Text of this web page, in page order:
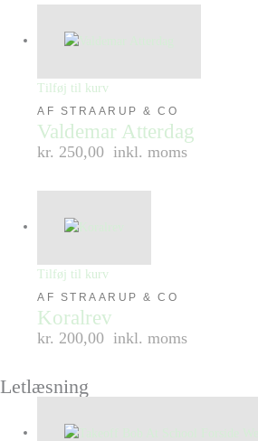
Tilføj til kurv
AF STRAARUP & CO
Valdemar Atterdag
kr. 250,00 inkl. moms
Tilføj til kurv
AF STRAARUP & CO
Koralrev
kr. 200,00 inkl. moms
Letlæsning